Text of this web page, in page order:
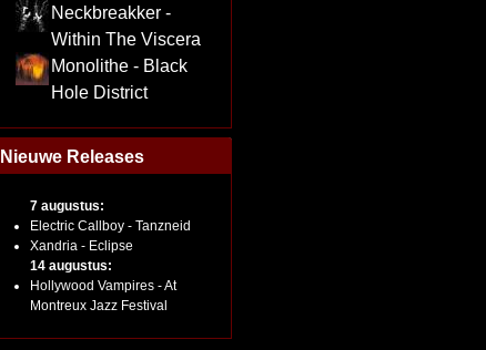
Neckbreakker -
Within The Viscera
Monolithe - Black
Hole District
Nieuwe Releases
7 augustus:
Electric Callboy - Tanzneid
Xandria - Eclipse
14 augustus:
Hollywood Vampires - At
Montreux Jazz Festival